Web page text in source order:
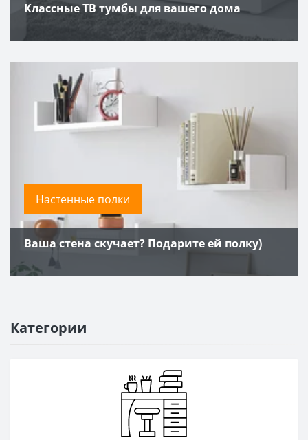
Классные ТВ тумбы для вашего дома
Настенные полки
Ваша стена скучает? Подарите ей полку)
Категории